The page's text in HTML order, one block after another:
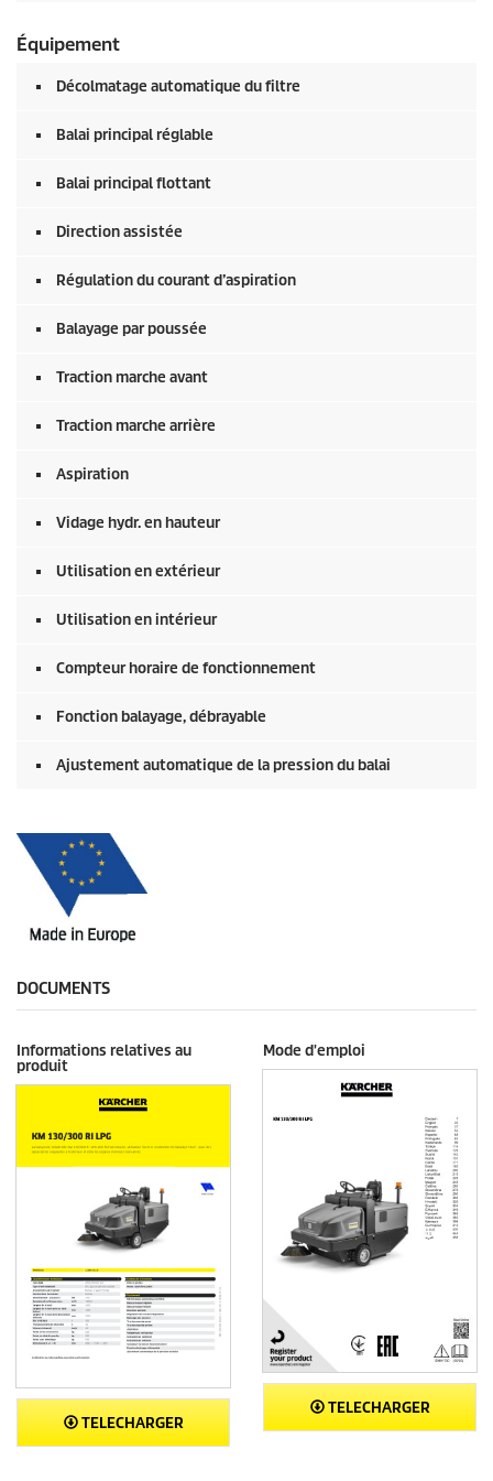
Équipement
Décolmatage automatique du filtre
Balai principal réglable
Balai principal flottant
Direction assistée
Régulation du courant d’aspiration
Balayage par poussée
Traction marche avant
Traction marche arrière
Aspiration
Vidage hydr. en hauteur
Utilisation en extérieur
Utilisation en intérieur
Compteur horaire de fonctionnement
Fonction balayage, débrayable
Ajustement automatique de la pression du balai
DOCUMENTS
Informations relatives au
produit
TELECHARGER
Mode d'emploi
TELECHARGER